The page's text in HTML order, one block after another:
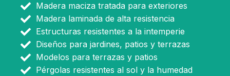
Madera maciza tratada para exteriores
Madera laminada de alta resistencia
Estructuras resistentes a la intemperie
Diseños para jardines, patios y terrazas
Modelos para terrazas y patios
Pérgolas resistentes al sol y la humedad